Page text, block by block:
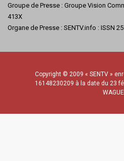
Groupe de Presse : Groupe Vision
413X
Organe de Presse : SENTV.info : ISSN
Copyright © 2009 « SENTV »
16148230209 à la date du 23
WAGUE